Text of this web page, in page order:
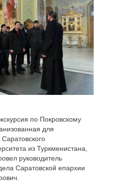
по Покровскому
для
из Туркменистана,
руководитель
Саратовской епархии